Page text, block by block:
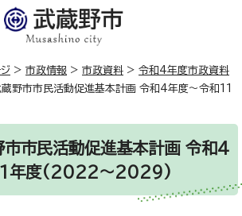
> 市政情報 > 市政資料 > 令和4年度市政資料
野市市民活動促進基本計画 令和4年度～令和11
市市民活動促進基本計画 令和4
年度(2022～2029)